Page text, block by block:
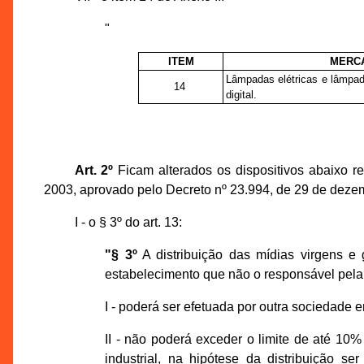
"
ITEM
14
Lâmpadas elétricas e
digital.
Art. 2º Ficam alterados os dispositivos abaixo
2003, aprovado pelo Decreto nº 23.994, de 29 de
I - o § 3º do art. 13:
"§ 3ºA distribuição das mídias virgens e
estabelecimento que não o responsável
I - poderá ser efetuada por outra
II - não poderá exceder o limite de até
industrial, na hipótese da distribuição